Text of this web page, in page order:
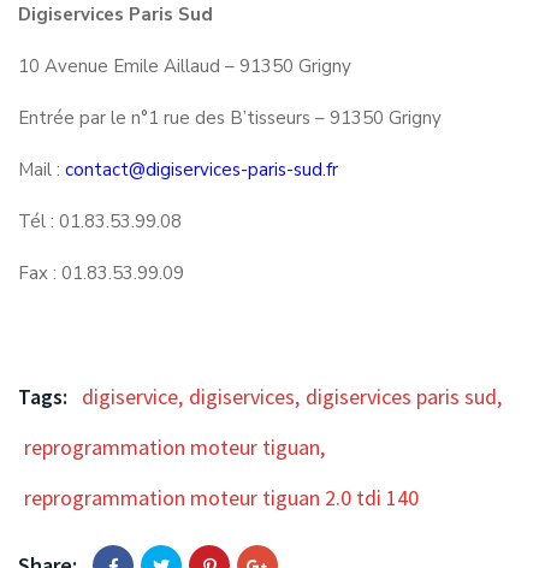
Digiservices Paris Sud
10 Avenue Emile Aillaud – 91350 Grigny
Entrée par le n°1 rue des B’tisseurs – 91350 Grigny
Mail : contact@digiservices-paris-sud.fr
Tél : 01.83.53.99.08
Fax : 01.83.53.99.09
Tags: digiservice, digiservices, digiservices paris sud,
reprogrammation moteur tiguan,
reprogrammation moteur tiguan 2.0 tdi 140